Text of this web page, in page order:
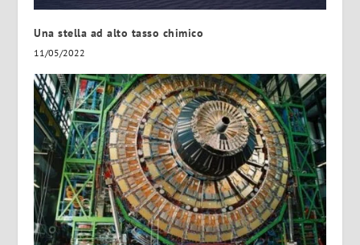
Una stella ad alto tasso chimico
11/05/2022